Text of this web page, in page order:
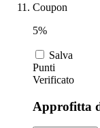
Coupon
5%
Salva
Punti
Verificato
Approfitta